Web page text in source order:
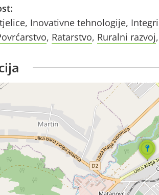
, Inovativne tehnologije,
, Ratarstvo, Ruralni razvoj,